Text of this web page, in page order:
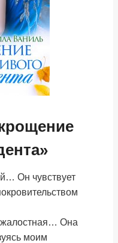
Он чувствует
Она
моим